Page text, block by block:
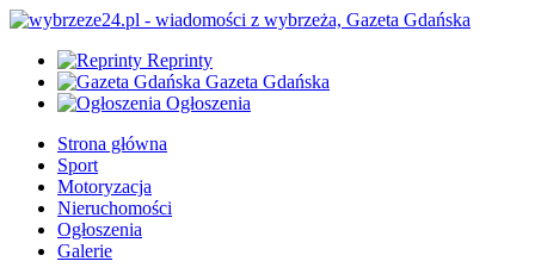
Reprinty
Gazeta Gdańska
Ogłoszenia
Strona główna
Sport
Motoryzacja
Nieruchomości
Ogłoszenia
Galerie